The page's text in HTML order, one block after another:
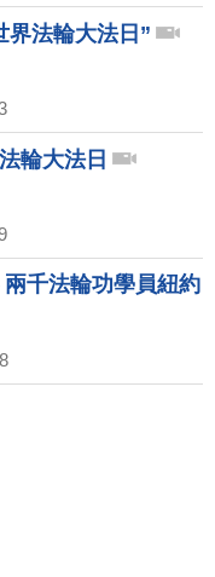
界法輪大法日”
輪大法日
千法輪功學員紐約